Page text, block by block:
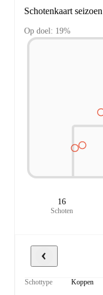
Schotenkaart seizoen
Op doel: 19%
16
Schoten
Schottype Koppen